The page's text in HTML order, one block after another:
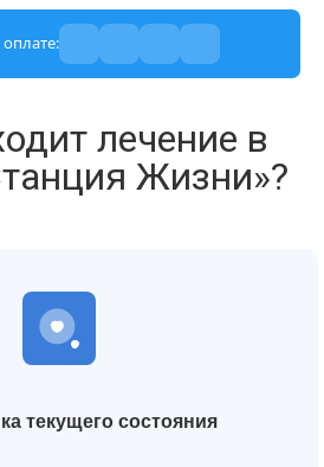
лечение в
Жизни»?
текущего состояния